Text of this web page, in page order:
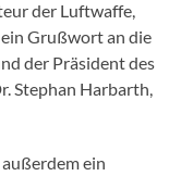
der Luftwaffe,
Grußwort an die
der Präsident des
Stephan Harbarth,
ein